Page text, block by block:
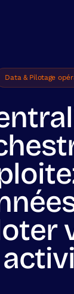
Data & Pilotage